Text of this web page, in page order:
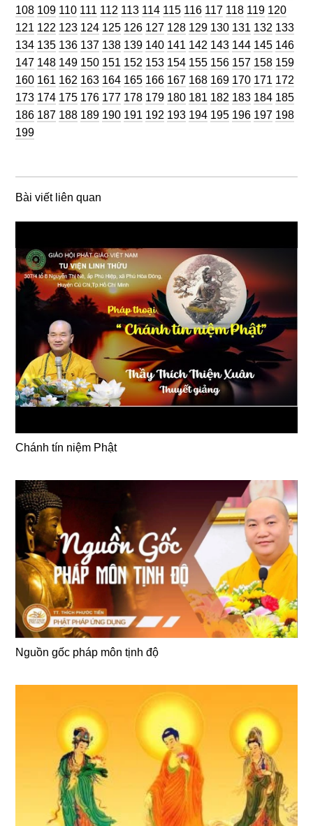
108 Trang
109 Trang
110 Trang
111 Trang
112 Trang
113 Trang
114 Trang
115 Trang
116 Trang
117 Trang
118 Trang
119 Trang
120
121 Trang
122 Trang
123 Trang
124 Trang
125 Trang
126 Trang
127 Trang
128 Trang
129 Trang
130 Trang
131 Trang
132 Trang
133
134 Trang
135 Trang
136 Trang
137 Trang
138 Trang
139 Trang
140 Trang
141 Trang
142 Trang
143 Trang
144 Trang
145 Trang
146
147 Trang
148 Trang
149 Trang
150 Trang
151 Trang
152 Trang
153 Trang
154 Trang
155 Trang
156 Trang
157 Trang
158 Trang
159
160 Trang
161 Trang
162 Trang
163 Trang
164 Trang
165 Trang
166 Trang
167 Trang
168 Trang
169 Trang
170 Trang
171 Trang
172
173 Trang
174 Trang
175 Trang
176 Trang
177 Trang
178 Trang
179 Trang
180 Trang
181 Trang
182 Trang
183 Trang
184 Trang
185
186 Trang
187 Trang
188 Trang
189 Trang
190 Trang
191 Trang
192 Trang
193 Trang
194 Trang
195 Trang
196 Trang
197 Trang
198
199
Bài viết liên quan
Chánh tín niệm Phật
Nguồn gốc pháp môn tịnh độ